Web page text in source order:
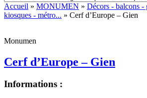
Accueil » MONUMEN » Décors - balcons -
kiosques - métro... » Cerf d’Europe – Gien
Monumen
Cerf d’Europe – Gien
Informations :